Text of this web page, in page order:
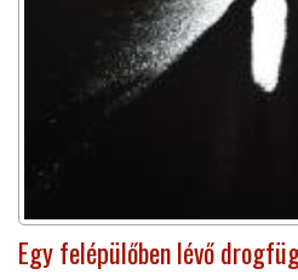
Egy felépülőben lévő